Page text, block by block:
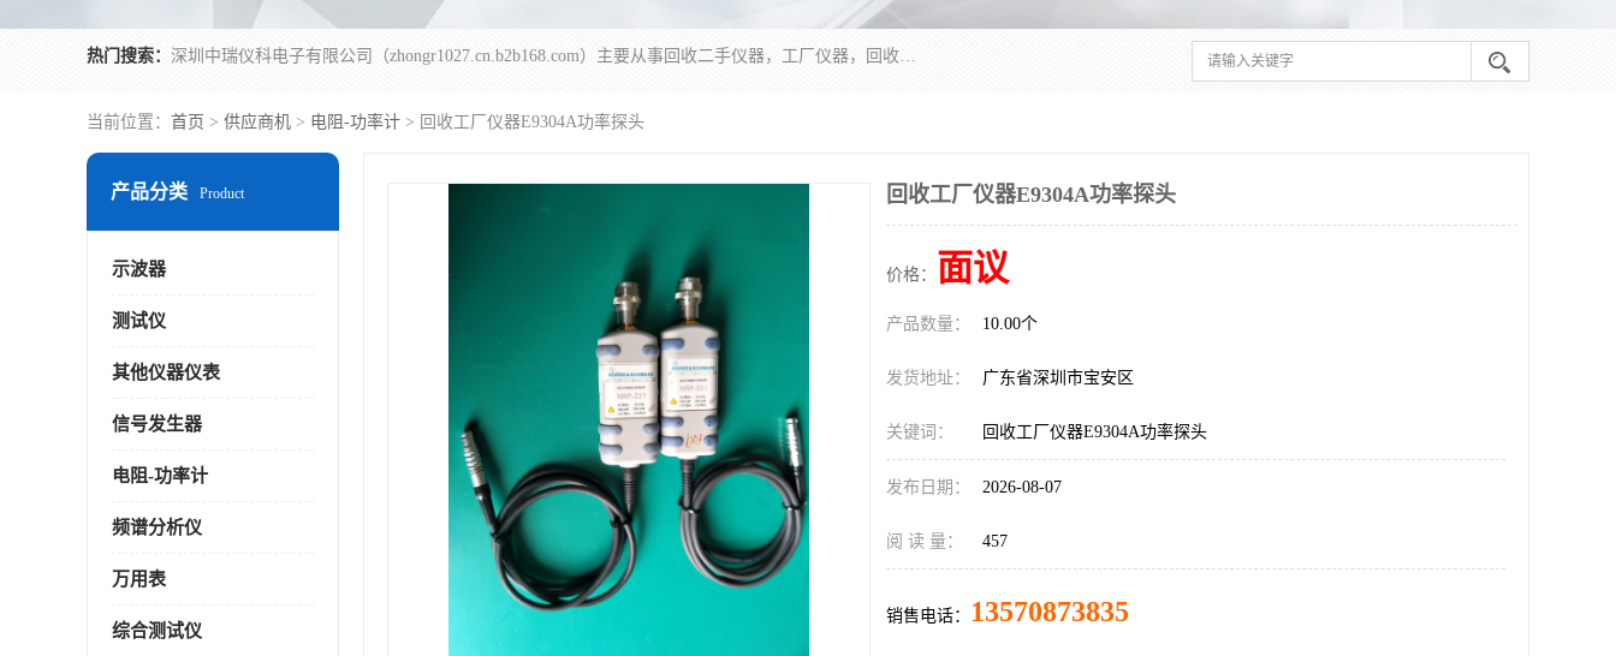
热门搜索： 深圳中瑞仪科电子有限公司（zhongr1027.cn.b2b168.com）主要从事回收二手仪器，工厂仪器，回收示波器，KeysightE4980A，FLUKE754，MT8852B，IFR3920，Agilent N4010A，MT8852B等业务，全国统一热线：13570873835。深圳中瑞仪科电子有限公司整批或单出，专业评估高价回收工厂闲置仪器。
当前位置： 首页 > 供应商机 > 电阻-功率计 > 回收工厂仪器E9304A功率探头
产品分类 Product
示波器
测试仪
其他仪器仪表
信号发生器
电阻-功率计
频谱分析仪
万用表
综合测试仪
回收工厂仪器E9304A功率探头
价格： 面议
产品数量： 10.00个
发货地址： 广东省深圳市宝安区
关键词： 回收工厂仪器E9304A功率探头
发布日期： 2026-08-07
阅 读 量： 457
销售电话： 13570873835